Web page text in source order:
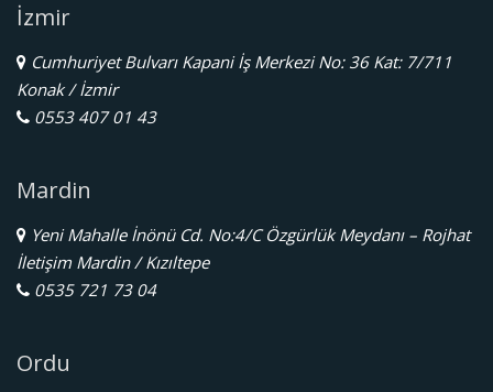
İzmir
Cumhuriyet Bulvarı Kapani İş Merkezi No: 36 Kat: 7/711
Konak / İzmir
0553 407 01 43
Mardin
Yeni Mahalle İnönü Cd. No:4/C Özgürlük Meydanı – Rojhat
İletişim Mardin / Kızıltepe
0535 721 73 04
Ordu